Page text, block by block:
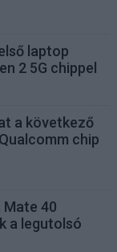
laptop
2 5G chippel
a következő
chip
Mate 40
a legutolsó